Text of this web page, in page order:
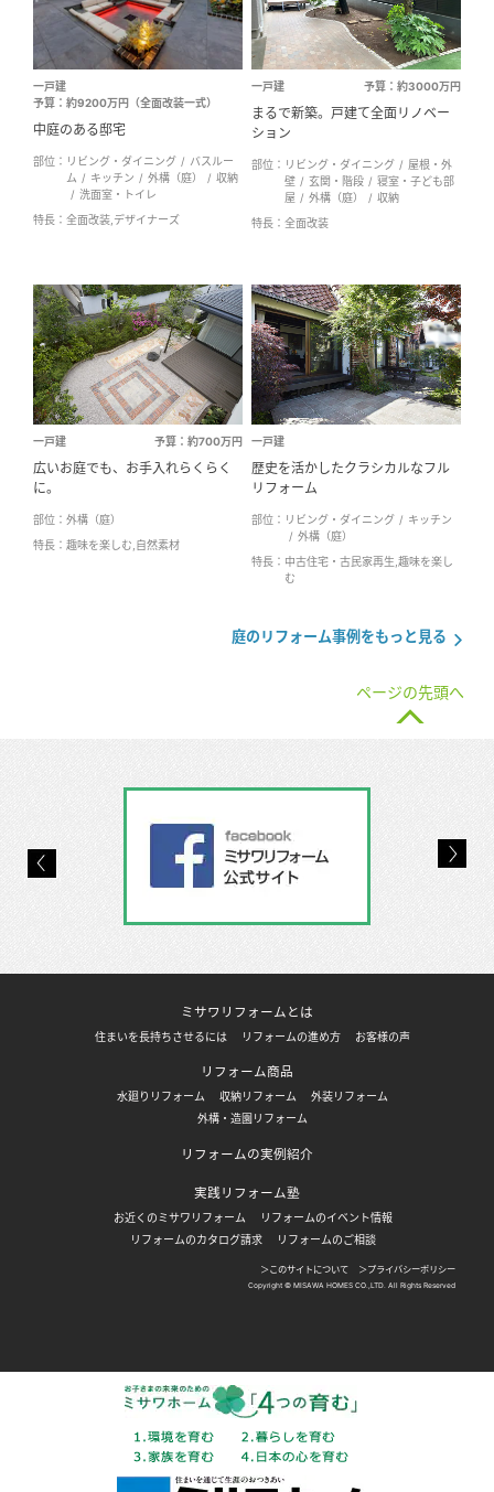
ミサワアイデンティティ
一戸建
予算：約9200万円（全面改装一式）
中庭のある邸宅
部位： リビング・ダイニング
バスルー
ム
キッチン 外構（庭）
収納
洗面室・トイレ
特長： 全面改装,デザイナーズ
一戸建 予算：約3000万円
まるで新築。戸建て全面リノベー
ション
部位： リビング・ダイニング
屋根・外
壁
玄関・階段
寝室・子ども部
屋
外構（庭）
収納
特長： 全面改装
一戸建 予算：約700万円
広いお庭でも、お手入れらくらく
に。
部位： 外構（庭）
特長： 趣味を楽しむ,自然素材
一戸建
歴史を活かしたクラシカルなフル
リフォーム
部位： リビング・ダイニング
キッチン
外構（庭）
特長： 中古住宅・古民家再生,趣味を楽し
む
庭のリフォーム事例をもっと見る
ページの先頭へ
ミサワリフォームとは
住まいを長持ちさせるには リフォームの進め方 お客様の声
リフォーム商品
水廻りリフォーム 収納リフォーム
外装リフォーム
外構・造園リフォーム
リフォームの実例紹介
実践リフォーム塾
お近くのミサワリフォーム
リフォームのイベント情報
リフォームのカタログ請求
リフォームのご相談
＞このサイトについて ＞プライバシーポリシー
Copyright © MISAWA HOMES CO.,LTD. All Rights Reserved